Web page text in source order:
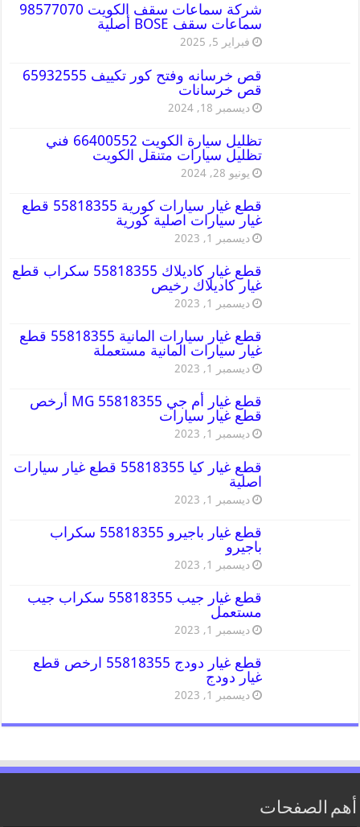
شركة سماعات سقف الكويت 98577070
سماعات سقف BOSE أصلية
فبراير 5, 2025
قص خرسانه وفتح كور تكييف 65932555
قص خرسانات
ديسمبر 18, 2024
تظليل سيارة الكويت 66400552 فني
تظليل سيارات متنقل الكويت
يونيو 28, 2024
قطع غيار سيارات كورية 55818355 قطع
غيار سيارات اصلية كورية
ديسمبر 1, 2023
قطع غيار كاديلاك 55818355 سكراب قطع
غيار كاديلاك رخيص
ديسمبر 1, 2023
قطع غيار سيارات المانية 55818355 قطع
غيار سيارات المانية مستعملة
ديسمبر 1, 2023
قطع غيار أم جي MG 55818355 أرخص
قطع غيار سيارات
ديسمبر 1, 2023
قطع غيار كيا 55818355 قطع غيار سيارات
اصلية
ديسمبر 1, 2023
قطع غيار باجيرو 55818355 سكراب
باجيرو
ديسمبر 1, 2023
قطع غيار جيب 55818355 سكراب جيب
مستعمل
ديسمبر 1, 2023
قطع غيار دودج 55818355 ارخص قطع
غيار دودج
ديسمبر 1, 2023
أهم الصفحات